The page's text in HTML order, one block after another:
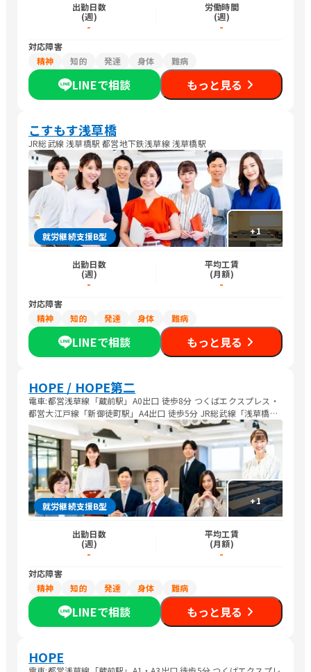
出勤日数
(週)
-
労働時間
(週)
-
対応障害
精神
知的 発達 身体 難病
LINEで相談 もっと見る
こすもす浅草橋
JR総武線 浅草橋駅 都営地下鉄浅草線 浅草橋駅
+1
就労継続支援B型
出勤日数
(週)
-
平均工賃
(月額)
-
対応障害
精神
知的 発達 身体 難病
LINEで相談 もっと見る
HOPE / HOPE第二
電車:都営浅草線「蔵前駅」A0出口 徒歩8分 つくばエクスプレス・
都営大江戸線「新御徒町駅」A4出口 徒歩5分 JR総武線「浅草橋
駅」西口 徒歩12分 バス: 都営バス 都02系統「元浅草三丁目」下車
徒歩4分 都営バス 都42系統「蔵前二丁目」下車 徒歩10分 「蔵前
駅前」下車 徒歩10分
+1
就労継続支援B型
出勤日数
(週)
-
平均工賃
(月額)
-
対応障害
精神
知的 発達 身体 難病
LINEで相談 もっと見る
HOPE